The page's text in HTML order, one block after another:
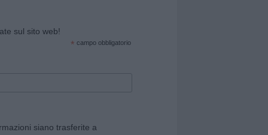
sul sito web!
* campo obbligatorio
siano trasferite a